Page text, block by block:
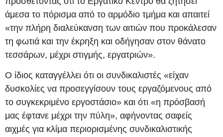
άμεσα το πόρισμα από το αρμόδιο τμήμα και απαιτεί
«την πλήρη διαλεύκανση των αιτιών που προκάλεσαν
τη φωτιά και την έκρηξη και οδήγησαν στον θάνατο
τεσσάρων, μέχρι στιγμής, εργατριών».
Ο ίδιος καταγγέλλει ότι οι συνδικαλιστές «είχαν
δυσκολίες να προσεγγίσουν τους εργαζόμενους από
το συγκεκριμένο εργοστάσιο» και ότι «η πρόσβασή
μας έφτανε μέχρι την πύλη», αφήνοντας σαφείς
αιχμές για κλίμα περιορισμένης συνδικαλιστικής